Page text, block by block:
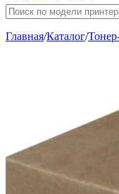
Главная/Каталог/